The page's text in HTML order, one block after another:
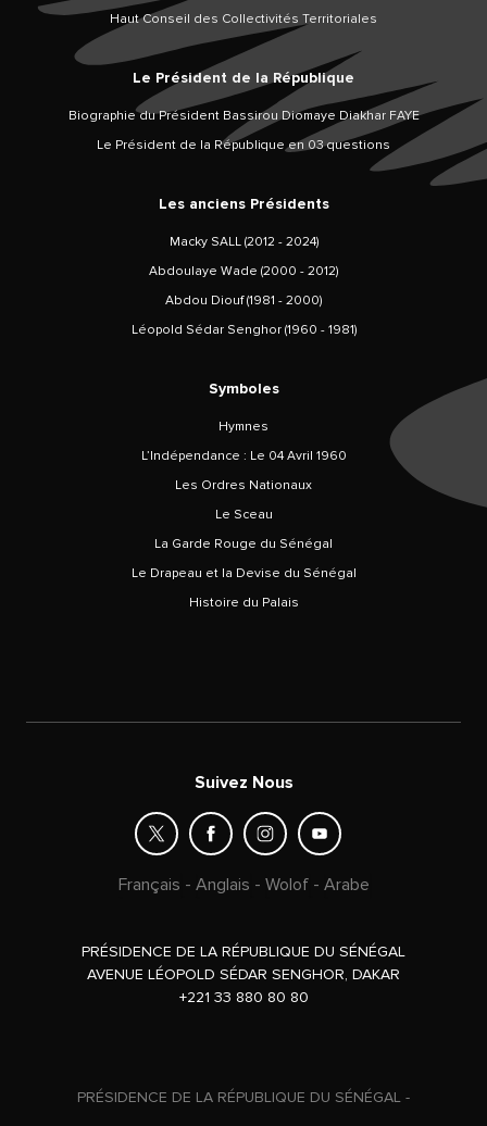
Haut Conseil des Collectivités Territoriales
Le Président de la République
Biographie du Président Bassirou Diomaye Diakhar FAYE
Le Président de la République en 03 questions
Les anciens Présidents
Macky SALL (2012 - 2024)
Abdoulaye Wade (2000 - 2012)
Abdou Diouf (1981 - 2000)
Léopold Sédar Senghor (1960 - 1981)
Symboles
Hymnes
L’Indépendance : Le 04 Avril 1960
Les Ordres Nationaux
Le Sceau
La Garde Rouge du Sénégal
Le Drapeau et la Devise du Sénégal
Histoire du Palais
Suivez Nous
Français - Anglais - Wolof- Arabe
PRÉSIDENCE DE LA RÉPUBLIQUE DU SÉNÉGAL
AVENUE LÉOPOLD SÉDAR SENGHOR, DAKAR
+221 33 880 80 80
PRÉSIDENCE DE LA RÉPUBLIQUE DU SÉNÉGAL -